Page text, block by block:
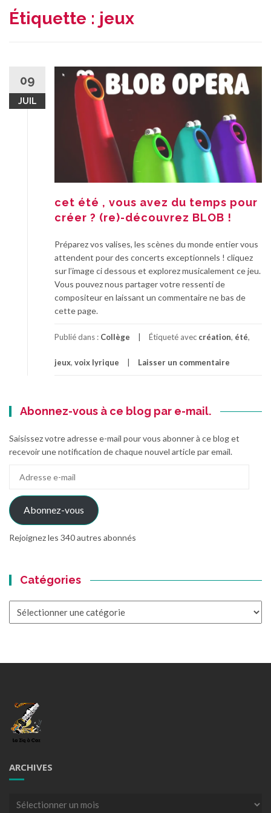
Étiquette : jeux
09
JUIL
cet été , vous avez du temps pour
créer ? (re)-découvrez BLOB !
Préparez vos valises, les scènes du monde entier vous
attendent pour des concerts exceptionnels ! cliquez
sur l’image ci dessous et explorez musicalement ce jeu.
Vous pouvez nous partager votre ressenti de
compositeur en laissant un commentaire ne bas de
cette page.
Publié dans : Collège Étiqueté avec création, été,
jeux, voix lyrique Laisser un commentaire
Abonnez-vous à ce blog par e-mail.
Saisissez votre adresse e-mail pour vous abonner à ce blog et
recevoir une notification de chaque nouvel article par email.
mail
Abonnez-vous
Rejoignez les 340 autres abonnés
Catégories
ARCHIVES
Archives